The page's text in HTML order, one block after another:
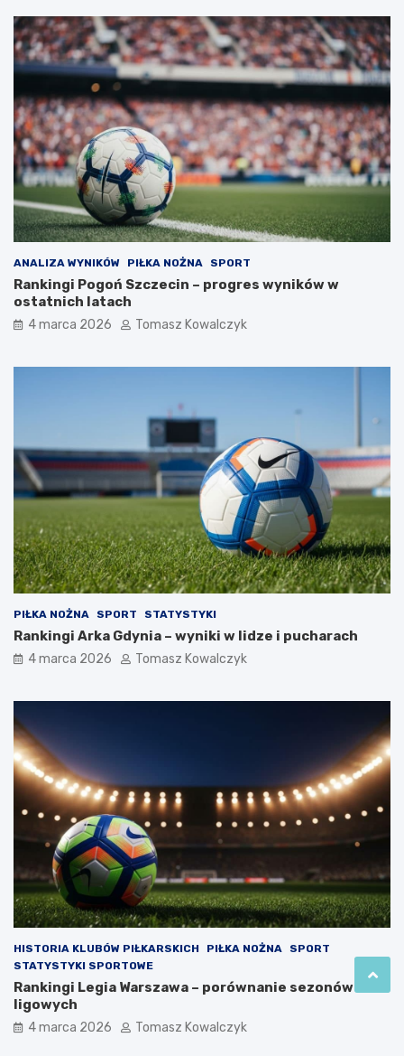
ANALIZA WYNIKÓW PIŁKA NOŻNA SPORT
Rankingi Pogoń Szczecin – progres wyników w
ostatnich latach
4 marca 2026 Tomasz Kowalczyk
PIŁKA NOŻNA SPORT STATYSTYKI
Rankingi Arka Gdynia – wyniki w lidze i pucharach
4 marca 2026 Tomasz Kowalczyk
HISTORIA KLUBÓW PIŁKARSKICH PIŁKA NOŻNA
SPORT
STATYSTYKI SPORTOWE
Rankingi Legia Warszawa – porównanie sezonów
ligowych
4 marca 2026 Tomasz Kowalczyk